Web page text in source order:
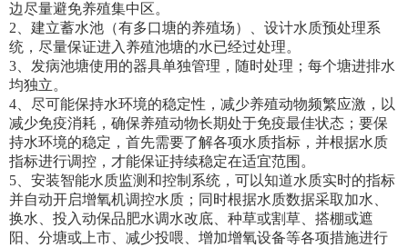
边尽量避免养殖集中区。
2、建立蓄水池（有多口塘的养殖场）、设计水质预处理系
统，尽量保证进入养殖池塘的水已经过处理。
3、发病池塘使用的器具单独管理，随时处理；每个塘进排水
均独立。
4、尽可能保持水环境的稳定性，减少养殖动物频繁应激，以
减少免疫消耗，确保养殖动物长期处于免疫最佳状态；要保
持水环境的稳定，首先需要了解各项水质指标，并根据水质
指标进行调控，才能保证持续稳定在适宜范围。
5、安装智能水质监测和控制系统，可以知道水质实时的指标
并自动开启增氧机调控水质；同时根据水质数据采取加水、
换水、投入动保品肥水调水改底、种草或割草、搭棚或遮
阳、分塘或上市、减少投喂、增加增氧设备等各项措施进行